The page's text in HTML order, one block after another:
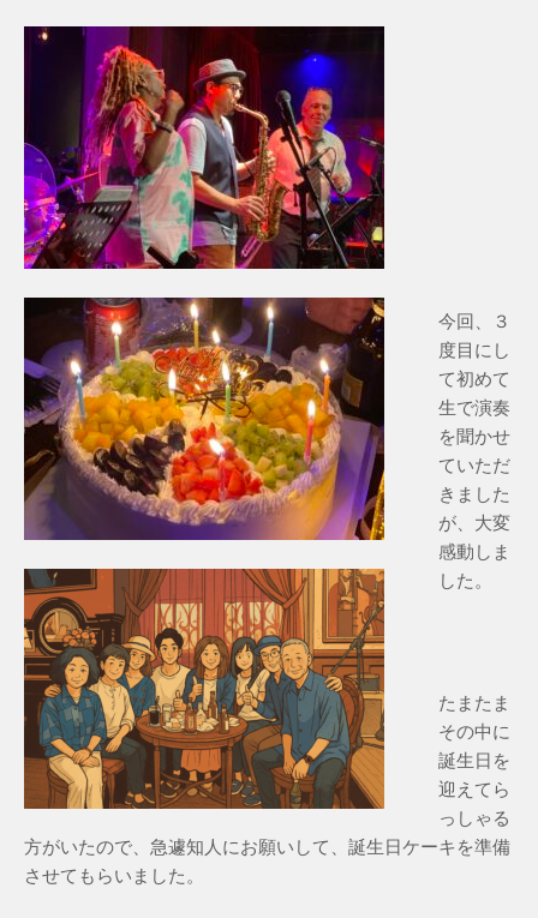
今回、３
度目にし
て初めて
生で演奏
を聞かせ
ていただ
きました
が、大変
感動しま
した。
たまたま
その中に
誕生日を
迎えてら
っしゃる
方がいたので、急遽知人にお願いして、誕生日ケーキを準備
させてもらいました。